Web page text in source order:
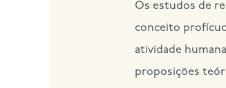
Os estudos de
conceito
atividade
proposições